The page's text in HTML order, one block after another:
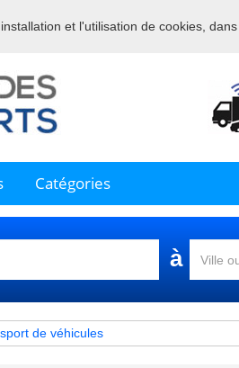
sur l'annuaire professionnel du
Catégories
à
de véhicules
et l'utilisation de cookies,